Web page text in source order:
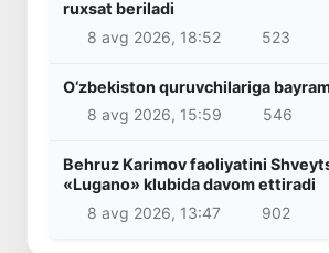
ruxsat beriladi
8 avg 2026, 18:52
523
O‘zbekiston quruvchilariga
8 avg 2026, 15:59
546
Behruz Karimov faoliyatini
«Lugano» klubida davom ettiradi
8 avg 2026, 13:47
902